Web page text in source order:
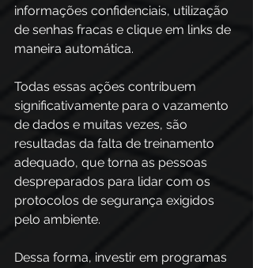
informações confidenciais, utilização
de senhas fracas e clique em links de
maneira automática.
Todas essas ações contribuem
significativamente para o vazamento
de dados e muitas vezes, são
resultadas da falta de treinamento
adequado, que torna as pessoas
despreparados para lidar com os
protocolos de segurança exigidos
pelo ambiente.
Dessa forma, investir em programas